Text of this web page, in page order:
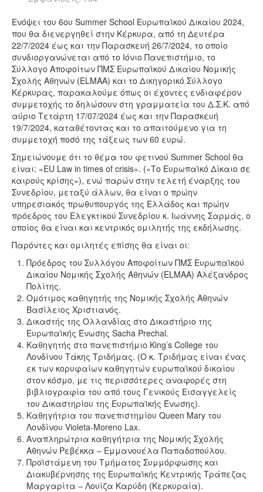
Ενόψει του 6ου Summer School Ευρωπαϊκού Δικαίου 2024,
που θα διενεργηθεί στην Κέρκυρα, από τη Δευτέρα
22/7/2024 έως και την Παρασκευή 26/7/2024, το οποίο
συνδιοργανώνεται από το Ιόνιο Πανεπιστήμιο, το
Σύλλογο Αποφοίτων ΠΜΣ Ευρωπαϊκού Δικαίου Νομικής
Σχολής Αθηνών (ELMAA) και το Δικηγορικό Σύλλογο
Κέρκυρας, παρακαλούμε όπως οι έχοντες ενδιαφέρον
συμμετοχής το δηλώσουν στη γραμματεία του Δ.Σ.Κ. από
αύριο Τετάρτη 17/07/2024 έως και την Παρασκευή
19/7/2024, καταθέτοντας και το απαιτούμενο για τη
συμμετοχή ποσό της τάξεως των 60 ευρώ.
Σημειώνουμε ότι το θέμα του φετινού Summer School θα
είναι: «EU Law in times of crisis». («Το Ευρωπαϊκό Δίκαιο σε
καιρούς κρίσης»), ενώ παρών στην τελετή έναρξης του
Συνεδρίου, μεταξύ άλλων, θα είναι ο πρώην
υπηρεσιακός πρωθυπουργός της Ελλάδος και πρώην
πρόεδρος του Ελεγκτικού Συνεδρίου κ. Ιωάννης Σαρμάς, ο
οποίος θα είναι και κεντρικός ομιλητής της εκδήλωσης.
Παρόντες και ομιλητές επίσης θα είναι οι:
Πρόεδρος του Συλλόγου Αποφοίτων ΠΜΣ Ευρωπαϊκού
Δικαίου Νομικής Σχολής Αθηνών (ELMAA) Αλέξανδρος
Πολίτης.
Oμότιμος καθηγητής της Νομικής Σχολής Αθηνών
Βασίλειος Χριστιανός.
Δικαστής της Ολλανδίας στο Δικαστήριο της
Ευρωπαϊκής Ένωσης Sacha Prechal.
Καθηγητής στο πανεπιστήμιο King’s College του
Λονδίνου Τάκης Τριδήμας. (Ο κ. Τριδήμας είναι ένας
εκ των κορυφαίων καθηγητών ευρωπαϊκού δικαίου
στον κόσμο, με τις περισσότερες αναφορές στη
βιβλιογραφία του από τους Γενικούς Εισαγγελείς
του Δικαστηρίου της Ευρωπαϊκής Ένωσης).
Καθηγήτρια του πανεπιστημίου Queen Mary του
Λονδίνου Violeta-Moreno Lax.
Αναπληρώτρια καθηγήτρια της Νομικής Σχολής
Αθηνών Ρεβέκκα – Εμμανουέλα Παπαδοπούλου.
Προϊστάμενη του Τμήματος Συμμόρφωσης και
Διακυβέρνησης της Ευρωπαϊκής Κεντρικής Τράπεζας
Μαργαρίτα – Λουίζα Καρύδη (Κερκυραία).